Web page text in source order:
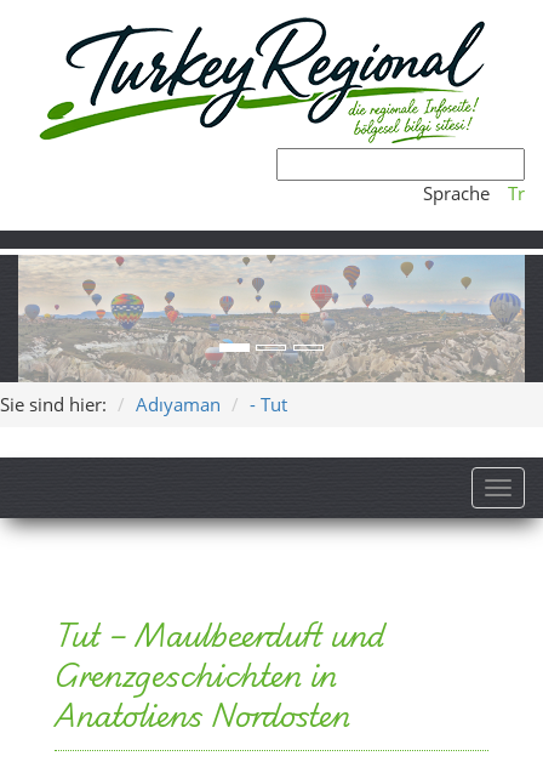
Sprache Tr
Sie sind hier: Adıyaman - Tut
Tut – Maulbeerduft und
Grenzgeschichten in
Anatoliens Nordosten